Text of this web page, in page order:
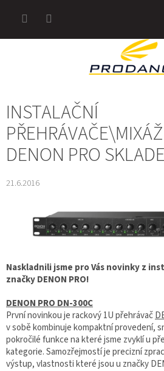
INSTALAČNÍ
DENON PRO
21.6.2016
Naskladnili jsme pro Vás novinky z
značky DENON PRO!
DENON PRO DN-300C
První novinkou je rackový 1U přehrávač
v sobě kombinuje kompaktní provedení,
pokročilé funkce na které jsme zvyklí u
kategorie. Samozřejmostí je precizní
výstup, vlastnosti které jsou u značky